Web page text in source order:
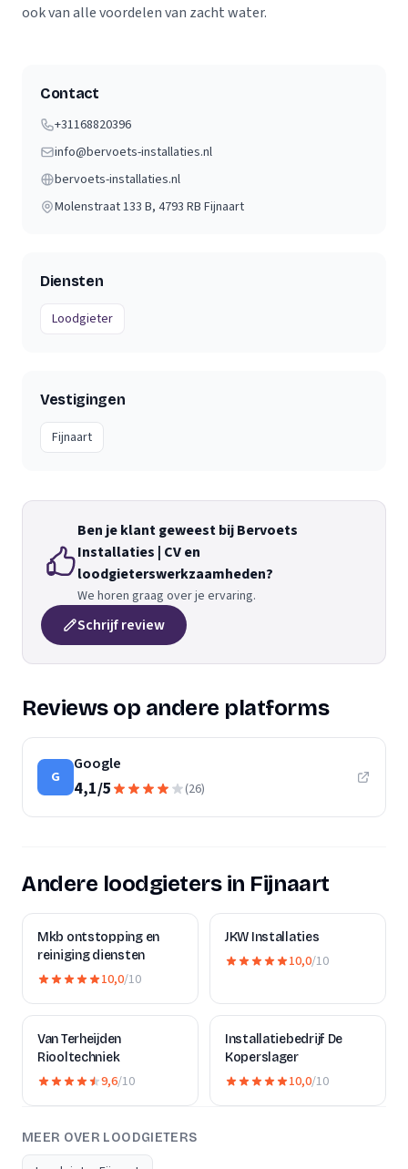
ook van alle voordelen van zacht water.
Contact
+31168820396
info@bervoets-installaties.nl
bervoets-installaties.nl
Molenstraat 133 B, 4793 RB Fijnaart
Diensten
Loodgieter
Vestigingen
Fijnaart
Ben je klant geweest bij Bervoets
Installaties | CV en
loodgieterswerkzaamheden‎?
We horen graag over je ervaring.
Schrijf review
Reviews op andere platforms
G
Google
4,1/5 (26)
Andere loodgieters in Fijnaart
Mkb ontstopping en
reiniging diensten
10,0/10
JKW Installaties
10,0/10
Van Terheijden
Riooltechniek
9,6/10
Installatiebedrijf De
Koperslager
10,0/10
MEER OVER LOODGIETERS